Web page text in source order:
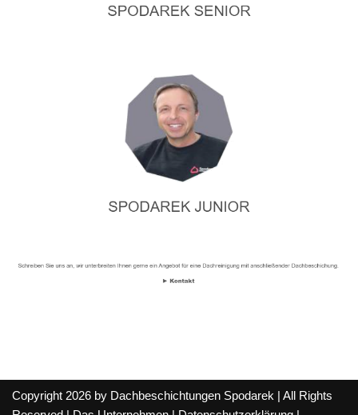
Copyright 2026 by Dachbeschichtungen Spodarek | All Rights